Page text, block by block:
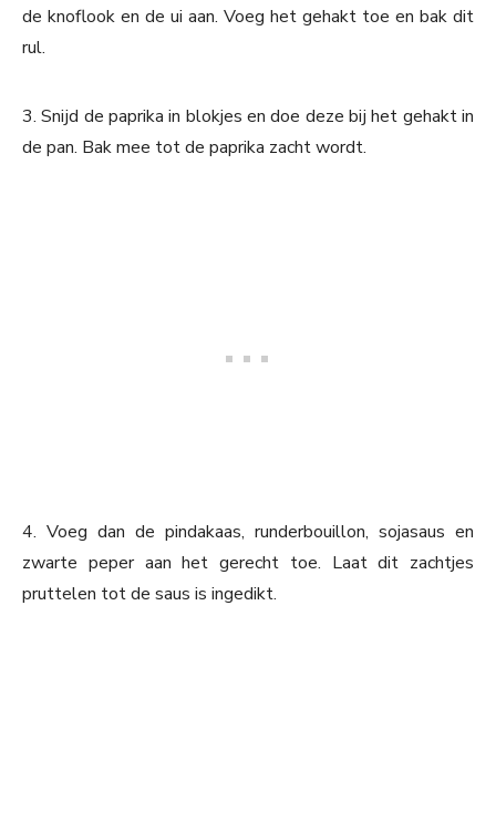
de knoflook en de ui aan. Voeg het gehakt toe en bak dit
rul.
3. Snijd de paprika in blokjes en doe deze bij het gehakt in
de pan. Bak mee tot de paprika zacht wordt.
4. Voeg dan de pindakaas, runderbouillon, sojasaus en
zwarte peper aan het gerecht toe. Laat dit zachtjes
pruttelen tot de saus is ingedikt.